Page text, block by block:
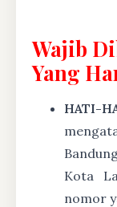
Wajib
Yang
HATI-
Kota
nomor